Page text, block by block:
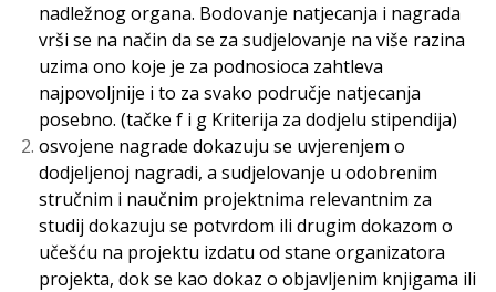
nadležnog organa. Bodovanje natjecanja i nagrada
vrši se na način da se za sudjelovanje na više razina
uzima ono koje je za podnosioca zahtleva
najpovoljnije i to za svako područje natjecanja
posebno. (tačke f i g Kriterija za dodjelu stipendija)
osvojene nagrade dokazuju se uvjerenjem o
dodjeljenoj nagradi, a sudjelovanje u odobrenim
stručnim i naučnim projektnima relevantnim za
studij dokazuju se potvrdom ili drugim dokazom o
učešću na projektu izdatu od stane organizatora
projekta, dok se kao dokaz o objavljenim knjigama ili